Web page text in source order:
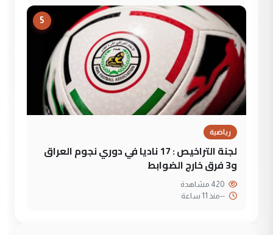
5
رياضية
لجنة التراخيص : 17 ناديا في دوري نجوم العراق
و3 فرق خارج الضوابط
--منذ 11 ساعة